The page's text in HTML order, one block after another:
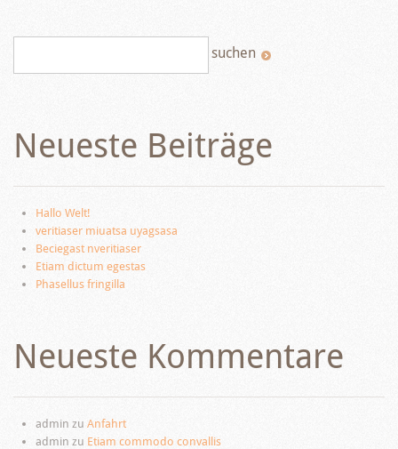
Neueste Beiträge
Hallo Welt!
veritiaser miuatsa uyagsasa
Beciegast nveritiaser
Etiam dictum egestas
Phasellus fringilla
Neueste Kommentare
admin zu Anfahrt
admin zu Etiam commodo convallis